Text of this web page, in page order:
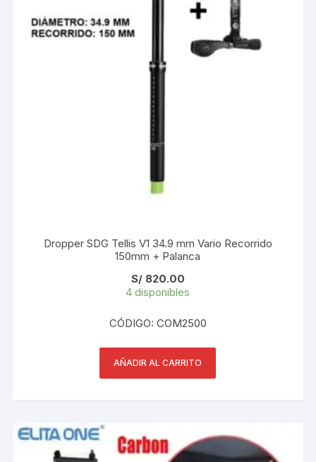
Dropper SDG Tellis V1 34.9 mm Vario Recorrido
150mm + Palanca
S/820.00
4 disponibles
CÓDIGO: COM2500
AÑADIR AL CARRITO